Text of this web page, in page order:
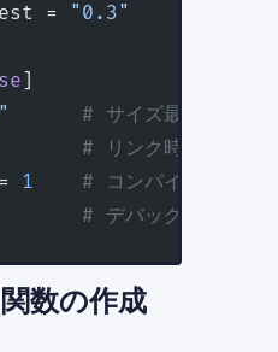
= "0.3"
]
      # サイズ最適化
# リンク時最適化
1
# コンパイルユニッ
# デバッグ情報除去
数の作成